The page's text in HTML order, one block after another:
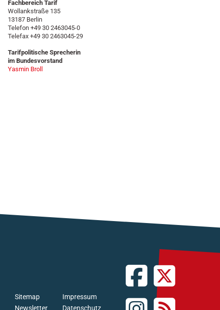
Fachbereich Tarif
Wollankstraße 135
13187 Berlin
Telefon +49 30 2463045-0
Telefax +49 30 2463045-29
Tarifpolitische Sprecherin
im Bundesvorstand
Yasmin Broll
Newsletter
Sitemap
Datenschutz
Impressum